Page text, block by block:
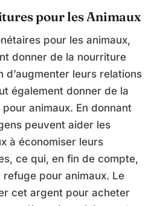
pour les Animaux
pour les animaux,
donner de la nourriture
d’augmenter leurs relations
également donner de la
animaux. En donnant
peuvent aider les
à économiser leurs
ce qui, en fin de compte,
refuge pour animaux. Le
cet argent pour acheter